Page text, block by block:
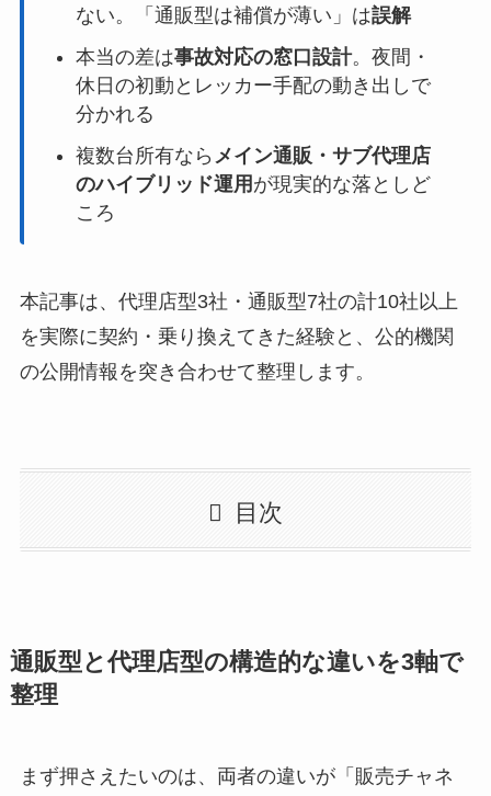
ない。「通販型は補償が薄い」は誤解
本当の差は事故対応の窓口設計。夜間・
休日の初動とレッカー手配の動き出しで
分かれる
複数台所有なら メイン通販・サブ代理店
のハイブリッド運用 が現実的な落としど
ころ
本記事は、代理店型3社・通販型7社の計10社以上
を実際に契約・乗り換えてきた経験と、公的機関
の公開情報を突き合わせて整理します。
目次
通販型と代理店型の構造的な違いを3軸で
整理
まず押さえたいのは、両者の違いが「販売チャネ